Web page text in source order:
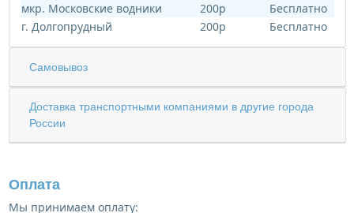
мкр. Московские водники
200р
Бесплатно
г. Долгопрудный
200р Бесплатно
Самовывоз
Доставка транспортными компаниями в другие города
России
Оплата
Мы принимаем оплату: